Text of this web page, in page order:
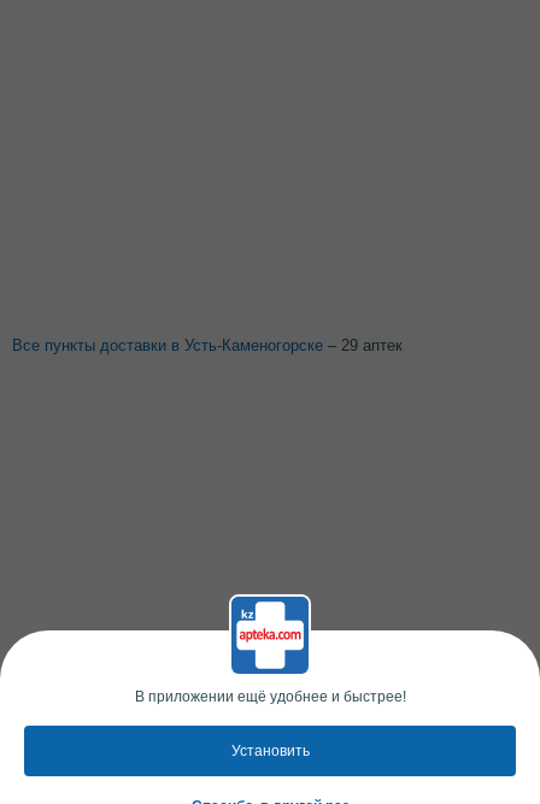
Все пункты доставки в Усть-Каменогорске – 29 аптек
В приложении ещё удобнее и быстрее!
Установить